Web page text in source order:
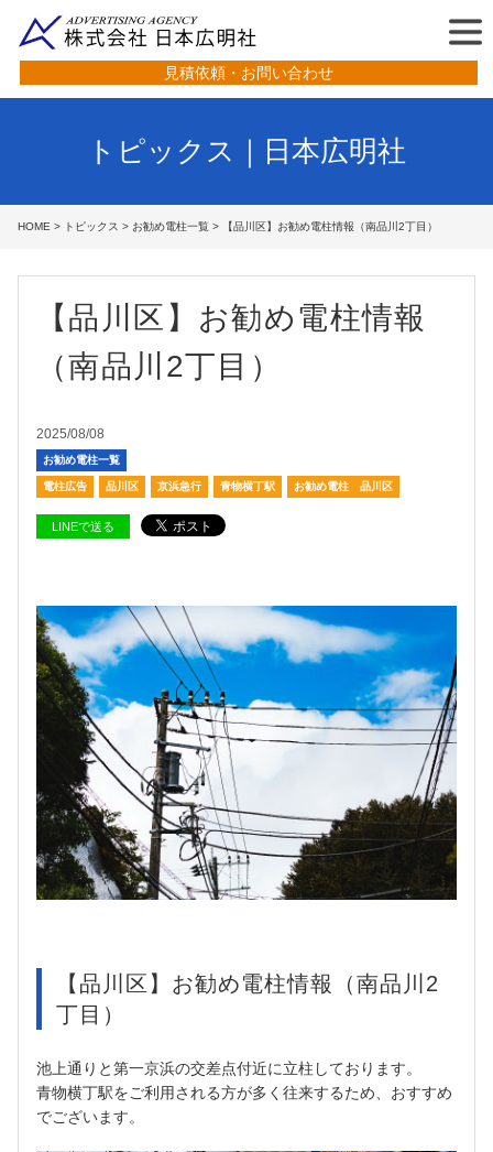
見積依頼・お問い合わせ
トピックス｜日本広明社
HOME > トピックス > お勧め電柱一覧 > 【品川区】お勧め電柱情報（南品川2丁目）
【品川区】お勧め電柱情報
（南品川2丁目）
2025/08/08
お勧め電柱一覧
電柱広告 品川区 京浜急行 青物横丁駅 お勧め電柱 品川区
LINEで送る
【品川区】お勧め電柱情報（南品川2
丁目）
池上通りと第一京浜の交差点付近に立柱しております。
青物横丁駅をご利用される方が多く往来するため、おすすめ
でございます。